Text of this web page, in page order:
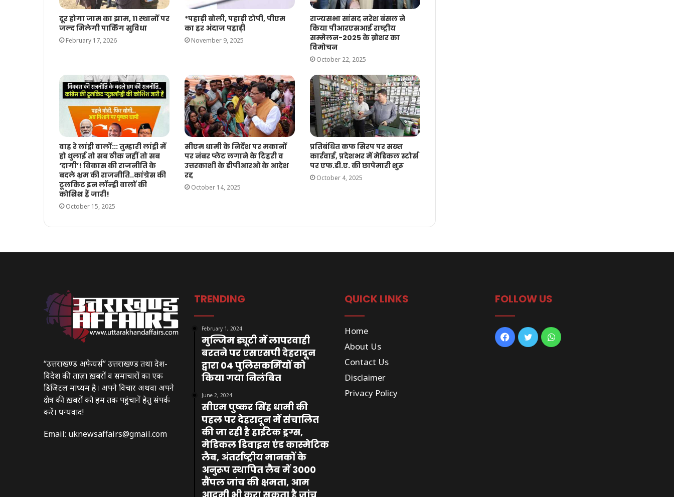
दूर होगा जाम का झाम, 11 स्थानों पर
जल्द मिलेगी पार्किंग सुविधा
February 17, 2026
*पहाड़ी बोली, पहाड़ी टोपी, पीएम
का हर अंदाज पहाड़ी
November 9, 2025
राज्यसभा सांसद नरेश बंसल ने
किया पीआरएसआई राष्ट्रीय
सम्मेलन-2025 के ब्रोशर का
विमोचन
October 22, 2025
वाह रे लांड्री वालों::: तुम्हारी लांड्री में
हो धुलाई तो सब ठीक नहीं तो सब
‘दागी’! विकास की राजनीति के
बदले भ्रम की राजनीति..कांग्रेस की
टूलकिट इन लॉन्ड्री वालों की
कोशिश हैं जारी!
October 15, 2025
सीएम धामी के निर्देश पर मकानों
पर नंबर प्लेट लगाने के टिहरी व
उत्तरकाशी के डीपीआरओ के आदेश
रद्द
October 14, 2025
प्रतिबंधित कफ सिरप पर सख्त
कार्रवाई, प्रदेशभर में मेडिकल स्टोर्स
पर एफ.डी.ए. की छापेमारी शुरू
October 4, 2025
“उत्तराखण्ड अफेयर्स” उत्तराखण्ड तथा देश-
विदेश की ताज़ा ख़बरों व समाचारों का एक
डिजिटल माध्यम है। अपने विचार अथवा अपने
क्षेत्र की ख़बरों को हम तक पहुंचानें हेतु संपर्क
करें। धन्यवाद!
Email: uknewsaffairs@gmail.com
TRENDING
February 1, 2024
मुल्जिम ड्यूटी में लापरवाही
बरतने पर एसएसपी देहरादून
द्वारा 04 पुलिसकर्मियों को
किया गया निलंबित
June 2, 2024
सीएम पुष्कर सिंह धामी की
पहल पर देहरादून में संचालित
की जा रही है हाईटेक ड्रग्स,
मेडिकल डिवाइस एंड कास्मेटिक
लैब, अंतर्राष्ट्रीय मानकों के
अनुरूप स्थापित लैब में 3000
सैंपल जांच की क्षमता, आम
QUICK LINKS
Home
About Us
Contact Us
Disclaimer
Privacy Policy
FOLLOW US
Facebook
TwitterWhatsApp